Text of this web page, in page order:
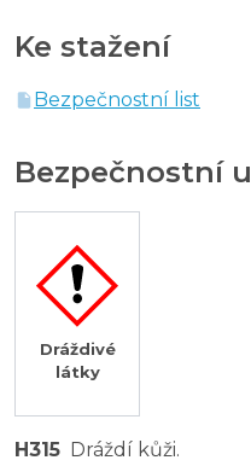
Ke stažení
Bezpečnostní list
Bezpečnostní
Dráždivé
látky
H315 Dráždí kůži.